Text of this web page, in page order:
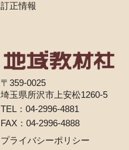
訂正情報
〒359-0025
埼玉県所沢市上安松1260-5
TEL：04-2996-4881
FAX：04-2996-4888
プライバシーポリシー